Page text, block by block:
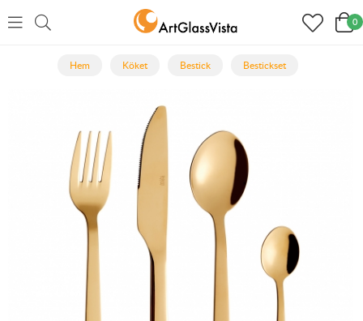
0
Hem Köket Bestick Bestickset